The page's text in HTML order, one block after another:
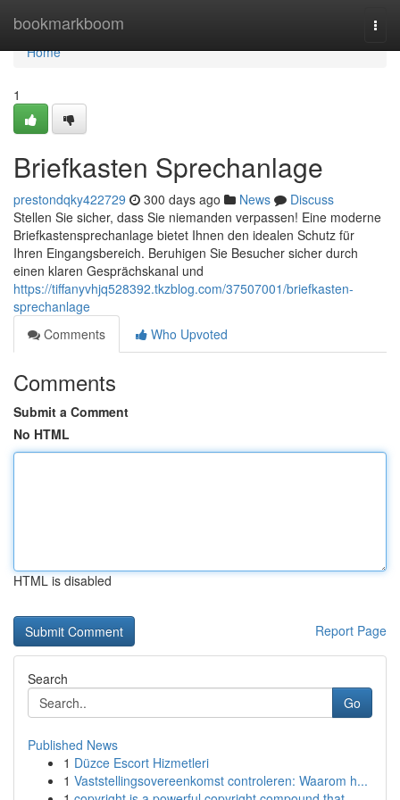
bookmarkboom
Home
Home
1
Briefkasten Sprechanlage
prestondqky422729 300 days ago News
Discuss
Stellen Sie sicher, dass Sie niemanden verpassen! Eine moderne
Briefkastensprechanlage bietet Ihnen den idealen Schutz für
Ihren Eingangsbereich. Beruhigen Sie Besucher sicher durch
einen klaren Gesprächskanal und
https://tiffanyvhjq528392.tkzblog.com/37507001/briefkasten-
sprechanlage
Comments
Who Upvoted
Comments
Submit a Comment
No HTML
HTML is disabled
Report Page
Search
Go
Published News
1 Düzce Escort Hizmetleri
1 Vaststellingsovereenkomst controleren: Waarom h...